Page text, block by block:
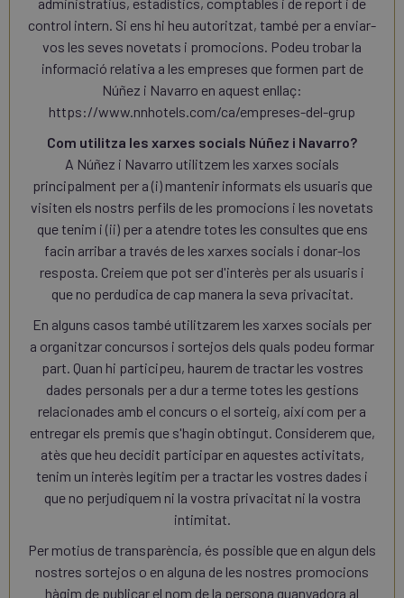
control intern. Si ens hi heu autoritzat, també per a enviar-
vos les seves novetats i promocions. Podeu trobar la
informació relativa a les empreses que formen part de
Núñez i Navarro en aquest enllaç:
https://www.nnhotels.com/ca/empreses-del-grup
Com utilitza les xarxes socials Núñez i Navarro?
A Núñez i Navarro utilitzem les xarxes socials
principalment per a (i) mantenir informats els usuaris que
visiten els nostrs perfils de les promocions i les novetats
que tenim i (ii) per a atendre totes les consultes que ens
facin arribar a través de les xarxes socials i donar-los
resposta. Creiem que pot ser d'interès per als usuaris i
que no perdudica de cap manera la seva privacitat.
En alguns casos també utilitzarem les xarxes socials per
a organitzar concursos i sortejos dels quals podeu formar
part. Quan hi participeu, haurem de tractar les vostres
dades personals per a dur a terme totes les gestions
relacionades amb el concurs o el sorteig, així com per a
entregar els premis que s'hagin obtingut. Considerem que,
atès que heu decidit participar en aquestes activitats,
tenim un interès legítim per a tractar les vostres dades i
que no perjudiquem ni la vostra privacitat ni la vostra
intimitat.
Per motius de transparència, és possible que en algun dels
nostres sortejos o en alguna de les nostres promocions
hàgim de publicar el nom de la persona guanyadora al